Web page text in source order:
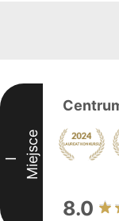
I Miejsce
8.0